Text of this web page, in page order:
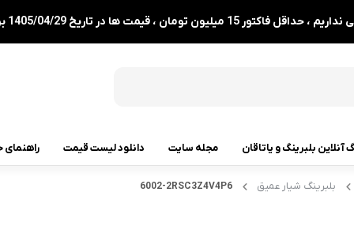
تومان ، قیمت ها در تاریخ 1405/04/29 بروزرسانی شدند.
آنلاین بلبرینگ و یاتاقان مجله سایت دانلود لیست قیمت راهنمای
بلبرینگ شیار عمیق
6002-2RSC3Z4V4P6